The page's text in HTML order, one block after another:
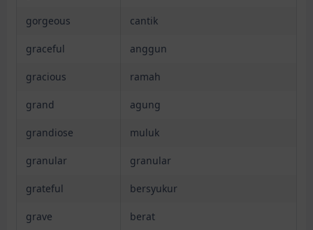
gorgeous cantik
graceful anggun
gracious ramah
grand agung
grandiose muluk
granular granular
grateful bersyukur
grave berat